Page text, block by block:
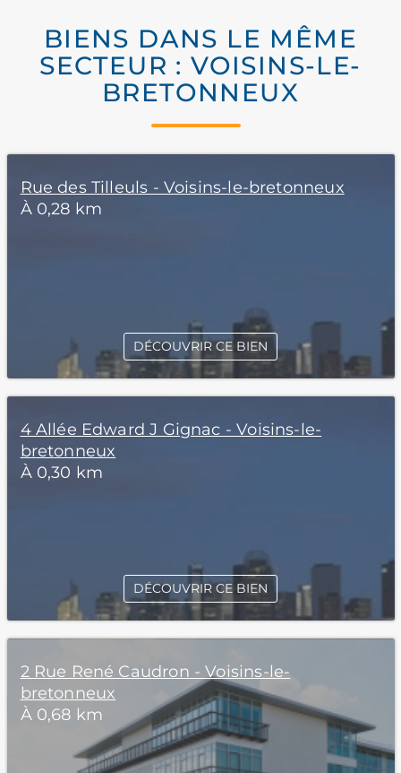
BIENS DANS LE MÊME
SECTEUR : VOISINS-LE-
BRETONNEUX
Rue des Tilleuls - Voisins-le-bretonneux
À 0,28 km
DÉCOUVRIR CE BIEN
4 Allée Edward J Gignac - Voisins-le-
bretonneux
À 0,30 km
DÉCOUVRIR CE BIEN
2 Rue René Caudron - Voisins-le-
bretonneux
À 0,68 km